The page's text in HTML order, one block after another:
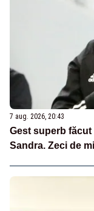
7 aug. 2026, 20:43
Gest superb
Sandra. Zeci de